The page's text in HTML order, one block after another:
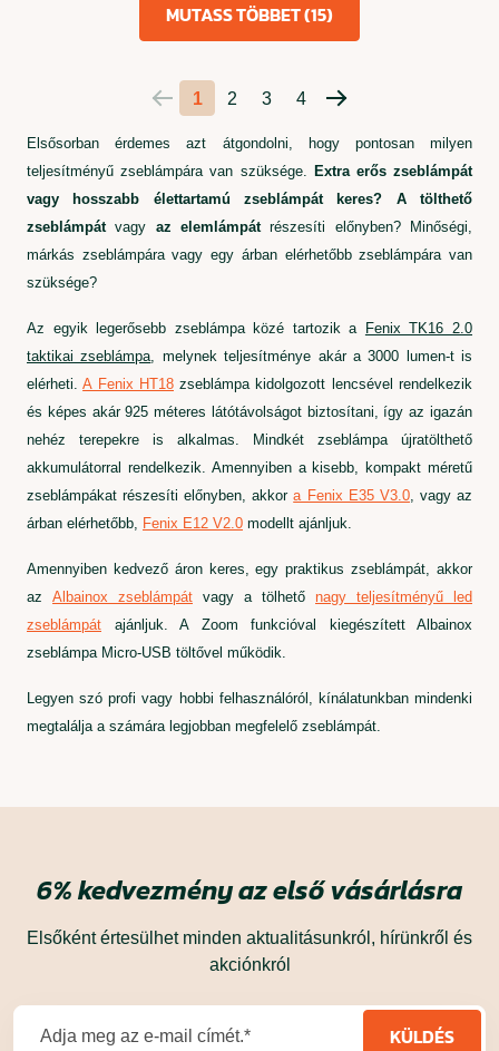
Előző
1 2 3 4
Következő
MUTASS TÖBBET (15)
Elsősorban érdemes azt átgondolni, hogy pontosan milyen
teljesítményű zseblámpára van szüksége. Extra erős zseblámpát
vagy hosszabb élettartamú zseblámpát keres? A tölthető
zseblámpátvagy az elemlámpátrészesíti előnyben? Minőségi,
márkás zseblámpára vagy egy árban elérhetőbb zseblámpára van
szüksége?
Az egyik legerősebb zseblámpa közé tartozik a Fenix ​​​​TK16 2.0
taktikai zseblámpa, melynek teljesítménye akár a 3000 lumen-t is
elérheti.A Fenix ​​HT18zseblámpa kidolgozott lencsével rendelkezik
és képes akár 925 méteres látótávolságot biztosítani, így az igazán
nehéz terepekre is alkalmas. Mindkét zseblámpa újratölthető
akkumulátorral rendelkezik. Amennyiben a kisebb, kompakt méretű
zseblámpákat részesíti előnyben, akkora Fenix ​​​​E35 V3.0, vagy az
árban elérhetőbb, Fenix ​​​​E12 V2.0 modellt ajánljuk.
Amennyiben kedvező áron keres, egy praktikus zseblámpát, akkor
az Albainox zseblámpát vagy a tölhető nagy teljesítményű led
zseblámpát ajánljuk. A Zoom funkcióval kiegészített Albainox
zseblámpa Micro-USB töltővel működik.
Legyen szó profi vagy hobbi felhasználóról, kínálatunkban mindenki
megtalálja a számára legjobban megfelelő zseblámpát.
6%kedvezményaz első vásárlásra
Elsőként értesülhet minden aktualitásunkról, hírünkről és
akciónkról
Adja meg az e-mail címét.* KÜLDÉS